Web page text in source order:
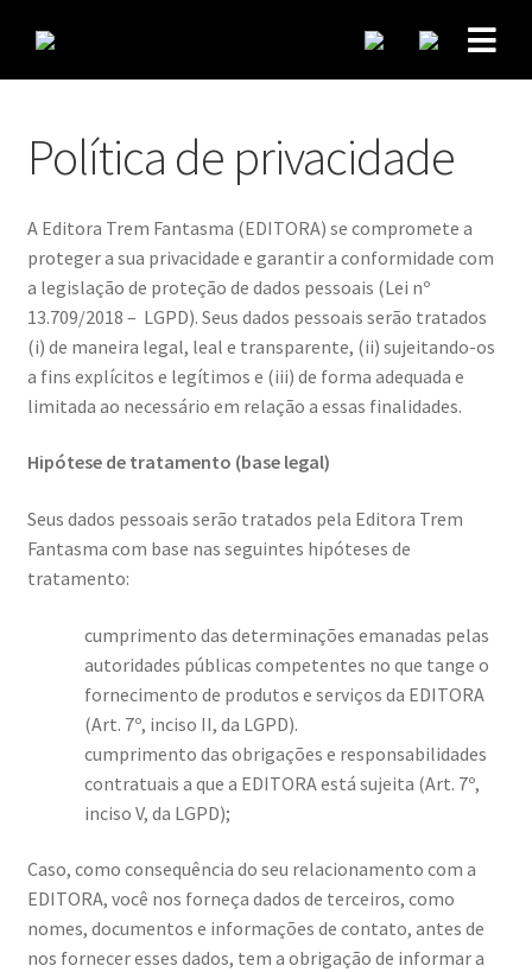
Política de privacidade
A Editora Trem Fantasma (EDITORA) se compromete a
proteger a sua privacidade e garantir a conformidade com
a legislação de proteção de dados pessoais (Lei nº
13.709/2018 – LGPD). Seus dados pessoais serão tratados
(i) de maneira legal, leal e transparente, (ii) sujeitando-os
a fins explícitos e legítimos e (iii) de forma adequada e
limitada ao necessário em relação a essas finalidades.
Hipótese de tratamento (base legal)
Seus dados pessoais serão tratados pela Editora Trem
Fantasma com base nas seguintes hipóteses de
tratamento:
cumprimento das determinações emanadas pelas
autoridades públicas competentes no que tange o
fornecimento de produtos e serviços da EDITORA
(Art. 7º, inciso II, da LGPD).
cumprimento das obrigações e responsabilidades
contratuais a que a EDITORA está sujeita (Art. 7º,
inciso V, da LGPD);
Caso, como consequência do seu relacionamento com a
EDITORA, você nos forneça dados de terceiros, como
nomes, documentos e informações de contato, antes de
nos fornecer esses dados, tem a obrigação de informar a